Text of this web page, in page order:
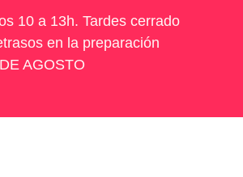
10 a 13h. Tardes cerrado
en la preparación
AGOSTO